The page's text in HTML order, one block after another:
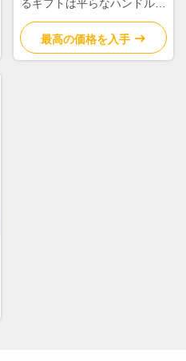
るギフトは平らなハンドルと
の滑らかなカスタマイズされ
たロゴを袋に入れます
最高の価格を入手